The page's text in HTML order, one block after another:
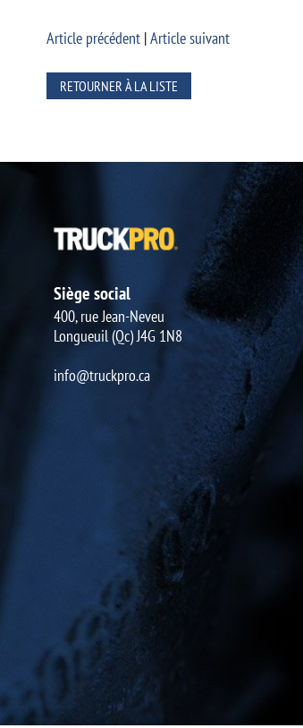
Article précédent |Article suivant
RETOURNER À LA LISTE
Siège social
400, rue Jean-Neveu
Longueuil (Qc) J4G 1N8
info@truckpro.ca